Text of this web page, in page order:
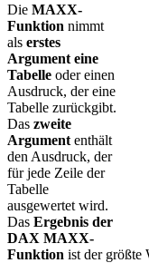
Die MAXX-
Funktion nimmt
als erstes
Argument eine
Tabelle oder einen
Ausdruck, der eine
Tabelle zurückgibt.
Das zweite
Argument enthält
den Ausdruck, der
für jede Zeile der
Tabelle
ausgewertet wird.
Das Ergebnis der
DAX MAXX-
Funktion ist der größte